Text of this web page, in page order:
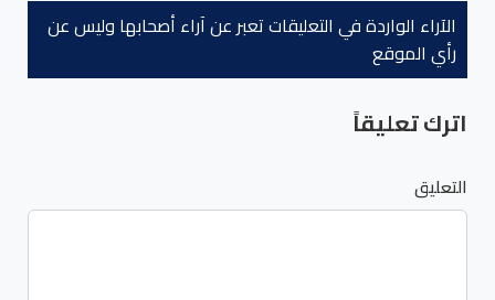
الآراء الواردة في التعليقات تعبر عن آراء أصحابها وليس عن
رأي الموقع
اترك تعليقاً
التعليق